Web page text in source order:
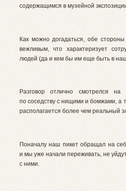
содержащимся в музейной
Как можно догадаться, обе
вежливым, что характеризует
людей (да и кем бы им еще быть в
Разговор отлично смотрелся
по соседству с нищими и бомжами,
располагается более чем реальный
Поначалу наш пикет обращал на
и мы уже начали переживать, не
с ними.